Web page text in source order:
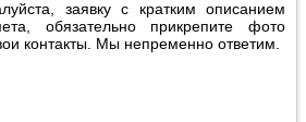
заявку с кратким описанием
обязательно прикрепите фото
контакты. Мы непременно ответим.